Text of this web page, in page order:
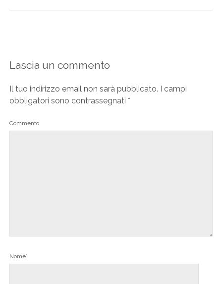
Lascia un commento
Il tuo indirizzo email non sarà pubblicato. I campi
obbligatori sono contrassegnati *
Commento
Nome*